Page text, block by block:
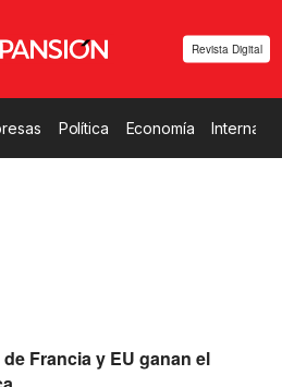
Revista Digital
Política Economía
Francia y EU ganan el